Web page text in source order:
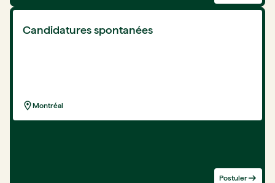
Candidatures spontanées
Montréal
Postuler